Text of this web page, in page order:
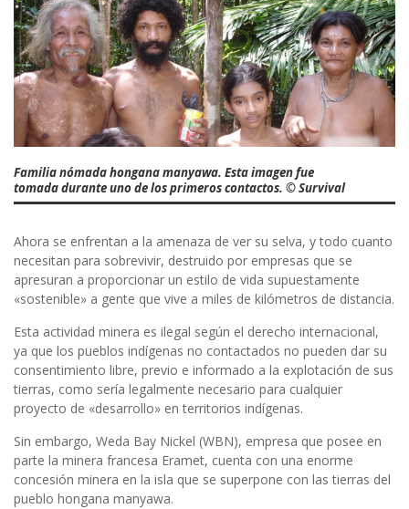
Familia nómada hongana manyawa. Esta imagen fue
tomada durante uno de los primeros contactos. © Survival
Ahora se enfrentan a la amenaza de ver su selva, y todo cuanto
necesitan para sobrevivir, destruido por empresas que se
apresuran a proporcionar un estilo de vida supuestamente
«sostenible» a gente que vive a miles de kilómetros de distancia.
Esta actividad minera es ilegal según el derecho internacional,
ya que los pueblos indígenas no contactados no pueden dar su
consentimiento libre, previo e informado a la explotación de sus
tierras, como sería legalmente necesario para cualquier
proyecto de «desarrollo» en territorios indígenas.
Sin embargo, Weda Bay Nickel (WBN), empresa que posee en
parte la minera francesa Eramet, cuenta con una enorme
concesión minera en la isla que se superpone con las tierras del
pueblo hongana manyawa.